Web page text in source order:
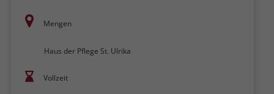
Mengen
Haus der Pflege St. Ulrika
Vollzeit